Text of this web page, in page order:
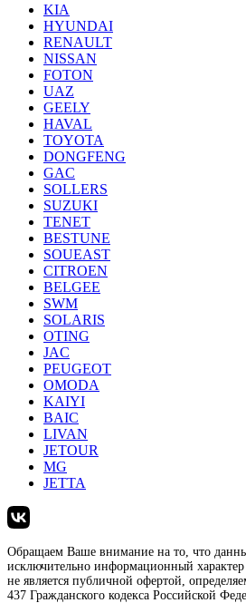
KIA
HYUNDAI
RENAULT
NISSAN
FOTON
UAZ
GEELY
HAVAL
TOYOTA
DONGFENG
GAC
SOLLERS
SUZUKI
TENET
BESTUNE
SOUEAST
CITROEN
BELGEE
SWM
SOLARIS
OTING
JAC
PEUGEOT
OMODA
KAIYI
BAIC
LIVAN
JETOUR
MG
JETTA
Обращаем Ваше внимание на то, что
исключительно информационный
не является публичной офертой,
437 Гражданского кодекса Российской